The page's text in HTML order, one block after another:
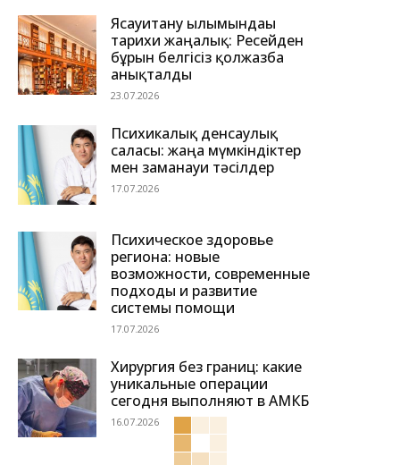
Ясауитану ғылымындағы
тарихи жаңалық: Ресейден
бұрын белгісіз қолжазба
анықталды
23.07.2026
Психикалық денсаулық
саласы: жаңа мүмкіндіктер
мен заманауи тәсілдер
17.07.2026
Психическое здоровье
региона: новые
возможности, современные
подходы и развитие
системы помощи
17.07.2026
Хирургия без границ: какие
уникальные операции
сегодня выполняют в АМКБ
16.07.2026